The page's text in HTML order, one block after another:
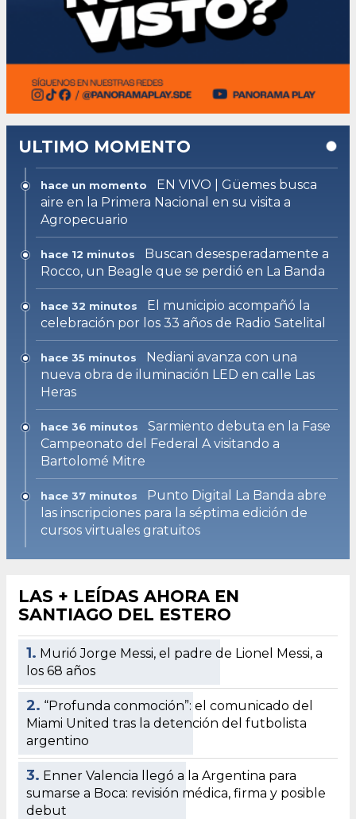
ULTIMO MOMENTO
hace un momento
EN VIVO | Güemes busca
aire en la Primera Nacional en su visita a
Agropecuario
hace 12 minutos
Buscan desesperadamente a
Rocco, un Beagle que se perdió en La Banda
hace 32 minutos
El municipio acompañó la
celebración por los 33 años de Radio Satelital
hace 35 minutos
Nediani avanza con una
nueva obra de iluminación LED en calle Las
Heras
hace 36 minutos
Sarmiento debuta en la Fase
Campeonato del Federal A visitando a
Bartolomé Mitre
hace 37 minutos
Punto Digital La Banda abre
las inscripciones para la séptima edición de
cursos virtuales gratuitos
LAS + LEÍDAS AHORA EN
SANTIAGO DEL ESTERO
1. Murió Jorge Messi, el padre de Lionel Messi, a
los 68 años
2. “Profunda conmoción”: el comunicado del
Miami United tras la detención del futbolista
argentino
3. Enner Valencia llegó a la Argentina para
sumarse a Boca: revisión médica, firma y posible
debut